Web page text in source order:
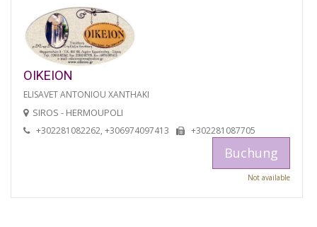
OIKEION
ELISAVET ANTONIOU XANTHAKI
SIROS - HERMOUPOLI
+302281082262, +306974097413 +302281087705
Buchung
Not available